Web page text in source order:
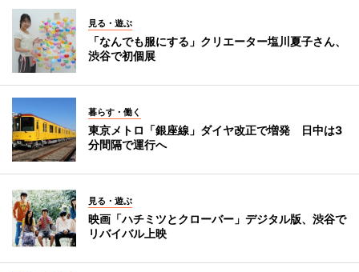
見る・遊ぶ
「なんでも服にする」クリエーター塩川夏子さん、
渋谷で初個展
暮らす・働く
東京メトロ「銀座線」ダイヤ改正で増発 日中は3
分間隔で運行へ
見る・遊ぶ
映画「ハチミツとクローバー」デジタル版、渋谷で
リバイバル上映